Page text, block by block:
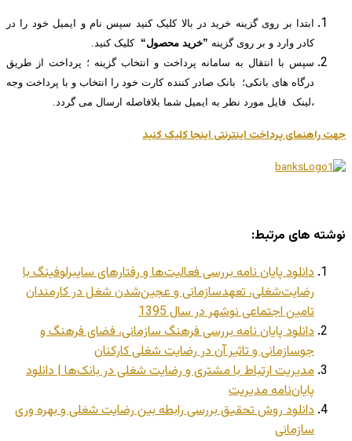
ابتدا بر روی گزینه خرید در بالا کلیک کنید سپس نام و ایمیل خود را در
کادر وارد و بر روی گزینه ”خرید محصول“ کلیک کنید.
سپس با انتقال به سامانه پرداخت و انتخاب گزینه ؛ پرداخت از طریق
درگاه های بانکی؛ بانک صادر کننده کارت خود را انتخاب و با پرداخت وجه
،لینک فایل مورد نظر به ایمیل شما بلافاصله ارسال می گردد.
جهت راهنمای پرداخت اینترنتی اینجا کلیک کنید
نوشته های مرتبط:
دانلود پایان نامه بررسی فعالیت‌ها و رفتارهای سایبرلوفینگ با
رضایت‌شغلی، تعهد‌‌سازمانی و عجین‌شدن شغل در کارمندان
تامین اجتماعی نوشهر در سال 1395
دانلود پایان نامه بررسی فرهنگ سازمانی، فضای فرهنگ و
جوسازمانی و تاثیر آن در رضایت شغلی کارکنان
مدیریت ارتباط با مشتری و رضایت شغلی در بانک‌ها | دانلود
پایان‌نامه مدیریت
دانلود روش تحقیق بررسی رابطه بین رضایت شغلی و بهره وری
سازمانی